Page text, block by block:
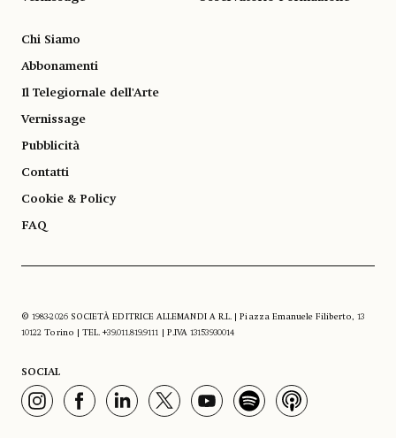
Chi Siamo
Abbonamenti
Il Telegiornale dell'Arte
Vernissage
Pubblicità
Contatti
Cookie & Policy
FAQ
© 1983-2026 SOCIETÀ EDITRICE ALLEMANDI A R.L. | Piazza Emanuele Filiberto, 13
10122 Torino | TEL. +39.011.819.9111 | P.IVA 13153930014
SOCIAL